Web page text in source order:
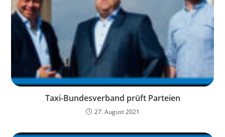
Taxi-Bundesverband prüft Parteien
27. August 2021